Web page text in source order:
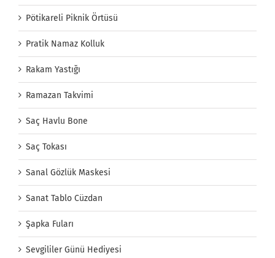
Pötikareli Piknik Örtüsü
Pratik Namaz Kolluk
Rakam Yastığı
Ramazan Takvimi
Saç Havlu Bone
Saç Tokası
Sanal Gözlük Maskesi
Sanat Tablo Cüzdan
Şapka Fuları
Sevgililer Günü Hediyesi